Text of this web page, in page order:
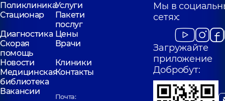
ПоликлиникаУслуги
Стационар
Пакети
послуг
Диагностика Цены
Скорая
помощь
Врачи
Новости
Клиники
Медицинская
библиотека
Контакты
Вакансии
Почта:
Мы в
сетях:
Загружайте
приложение
Добробут: